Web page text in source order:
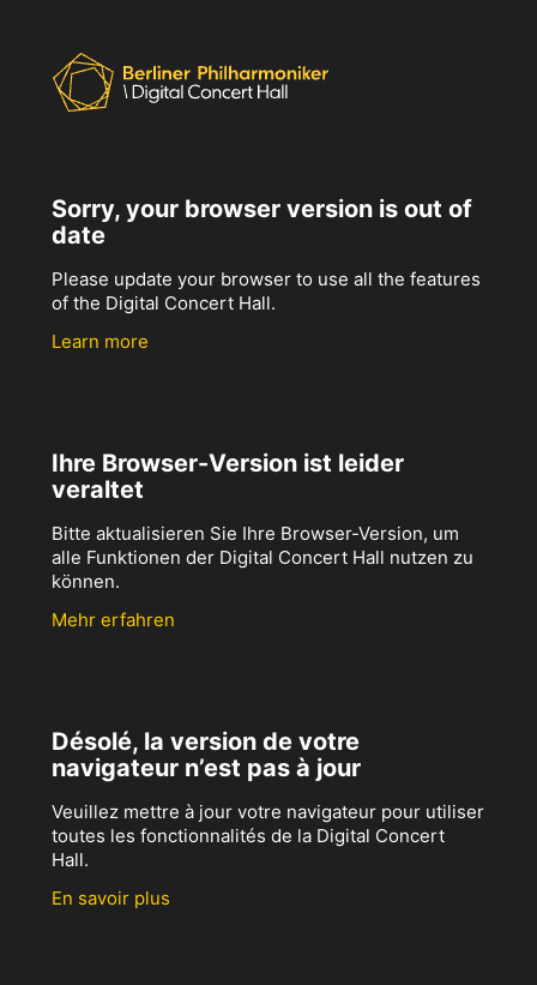
Sorry, your browser version is out of
date
Please update your browser to use all the features
of the Digital Concert Hall.
Learn more
Ihre Browser-Version ist leider
veraltet
Bitte aktualisieren Sie Ihre Browser-Version, um
alle Funktionen der Digital Concert Hall nutzen zu
können.
Mehr erfahren
Désolé, la version de votre
navigateur n’est pas à jour
Veuillez mettre à jour votre navigateur pour utiliser
toutes les fonctionnalités de la Digital Concert
Hall.
En savoir plus